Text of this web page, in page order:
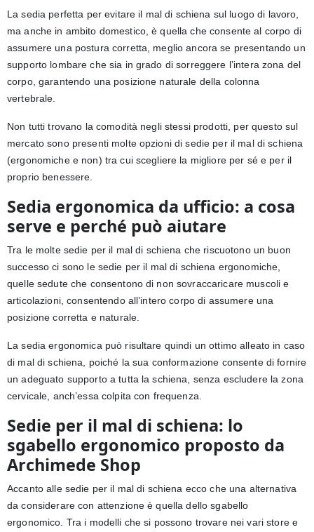
La sedia perfetta per evitare il mal di schiena sul luogo di lavoro,
ma anche in ambito domestico, è quella che consente al corpo di
assumere una postura corretta, meglio ancora se presentando un
supporto lombare che sia in grado di sorreggere l’intera zona del
corpo, garantendo una posizione naturale della colonna
vertebrale.
Non tutti trovano la comodità negli stessi prodotti, per questo sul
mercato sono presenti molte opzioni di sedie per il mal di schiena
(ergonomiche e non) tra cui scegliere la migliore per sé e per il
proprio benessere.
Sedia ergonomica da ufficio: a cosa
serve e perché può aiutare
Tra le molte sedie per il mal di schiena che riscuotono un buon
successo ci sono le sedie per il mal di schiena ergonomiche,
quelle sedute che consentono di non sovraccaricare muscoli e
articolazioni, consentendo all’intero corpo di assumere una
posizione corretta e naturale.
La sedia ergonomica può risultare quindi un ottimo alleato in caso
di mal di schiena, poiché la sua conformazione consente di fornire
un adeguato supporto a tutta la schiena, senza escludere la zona
cervicale, anch’essa colpita con frequenza.
Sedie per il mal di schiena: lo
sgabello ergonomico proposto da
Archimede Shop
Accanto alle sedie per il mal di schiena ecco che una alternativa
da considerare con attenzione è quella dello sgabello
ergonomico. Tra i modelli che si possono trovare nei vari store e